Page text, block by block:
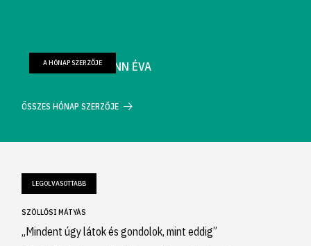
FARKAS WELLMANN ÉVA
A HÓNAP SZERZŐJE
ÖSSZES HÓNAP SZERZŐJE
LEGOLVASOTTABB
SZÖLLŐSI MÁTYÁS
„Mindent úgy látok és gondolok, mint eddig”